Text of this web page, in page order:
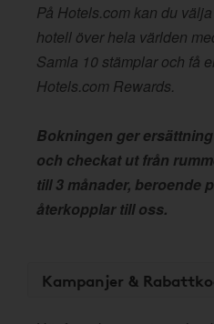
På Hotels.com kan du
hotell över hela världen
Samla 10 stämplar och få
Hotels.com Rewards.
Bokningen ger
och checkat ut från
till 3 månader, beroende
återkopplar till oss.
Kampanjer &